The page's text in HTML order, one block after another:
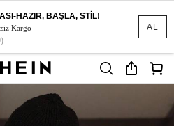
AL
HAZIR, BAŞLA, STİL!
Kargo